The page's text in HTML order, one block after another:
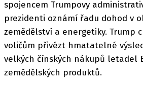
spojencem Trumpovy
prezidenti oznámí řadu dohod v
zemědělství a energetiky. Trump
voličům přivézt hmatatelné
velkých čínských nákupů letadel
zemědělských produktů.